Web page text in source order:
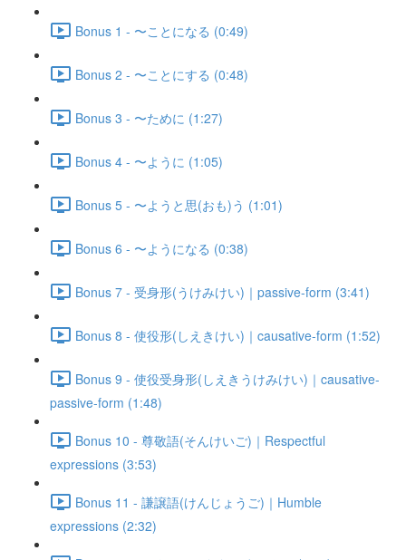
Bonus 1 - 〜ことになる (0:49)
Bonus 2 - 〜ことにする (0:48)
Bonus 3 - 〜ために (1:27)
Bonus 4 - 〜ように (1:05)
Bonus 5 - 〜ようと思(おも)う (1:01)
Bonus 6 - 〜ようになる (0:38)
Bonus 7 - 受身形(うけみけい)｜passive-form (3:41)
Bonus 8 - 使役形(しえきけい)｜causative-form (1:52)
Bonus 9 - 使役受身形(しえきうけみけい)｜causative-
passive-form (1:48)
Bonus 10 - 尊敬語(そんけいご)｜Respectful
expressions (3:53)
Bonus 11 - 謙譲語(けんじょうご)｜Humble
expressions (2:32)